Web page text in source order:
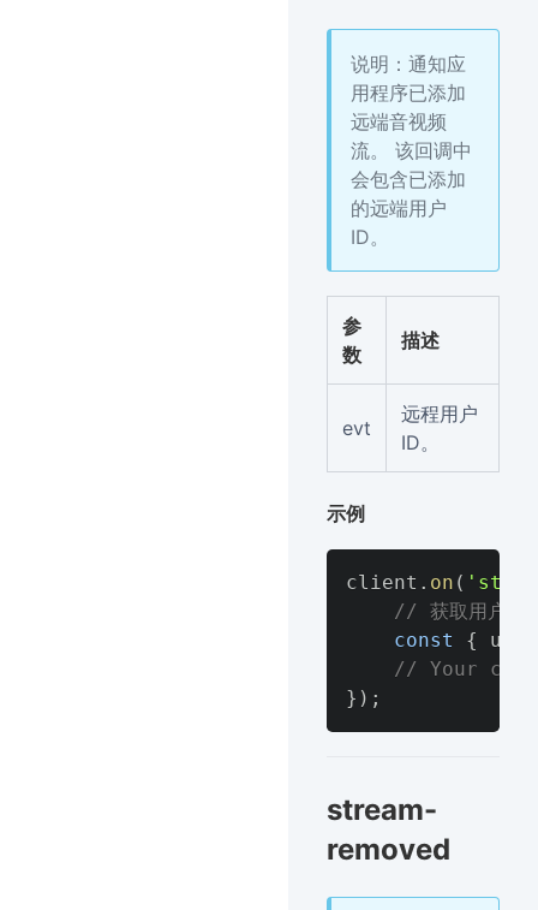
说明：通知应
用程序已添加
远端音视频
流。 该回调中
会包含已添加
的远端用户
ID。
参
数
描述
evt
远程用户
ID。
示例
client . on (
// 获取用户id
const
{
uid
// Your
} ) ;
stream-
removed